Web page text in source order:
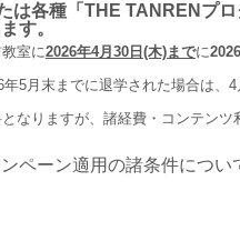
は各種「THE TANRENプ
す。
室に2026年4月30日(木)までに
5月末までに退学された場合は、
なりますが、諸経費・コンテンツ
ペーン適用の諸条件につい